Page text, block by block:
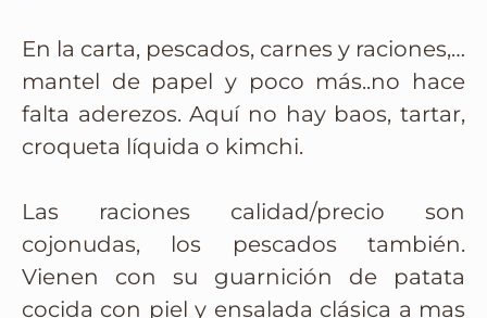
En la carta, pescados, carnes y raciones,…
mantel de papel y poco más..no hace
falta aderezos. Aquí no hay baos, tartar,
croqueta líquida o kimchi.
Las raciones calidad/precio son
cojonudas, los pescados también.
Vienen con su guarnición de patata
cocida con piel y ensalada clásica a mas